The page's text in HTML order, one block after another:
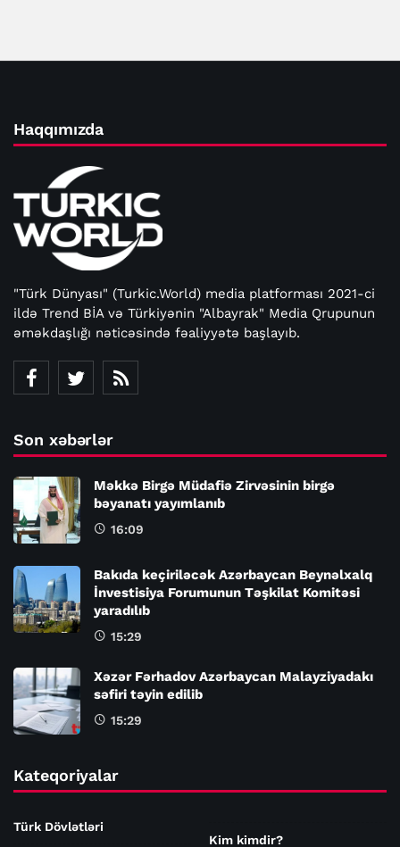
Haqqımızda
"Türk Dünyası" (Turkic.World) media platforması 2021-ci
ildə Trend BİA və Türkiyənin "Albayrak" Media Qrupunun
əməkdaşlığı nəticəsində fəaliyyətə başlayıb.
Son xəbərlər
Məkkə Birgə Müdafiə Zirvəsinin birgə
bəyanatı yayımlanıb
16:09
Bakıda keçiriləcək Azərbaycan Beynəlxalq
İnvestisiya Forumunun Təşkilat Komitəsi
yaradılıb
15:29
Xəzər Fərhadov Azərbaycan Malayziyadakı
səfiri təyin edilib
15:29
Kateqoriyalar
Türk Dövlətləri
Kim kimdir?